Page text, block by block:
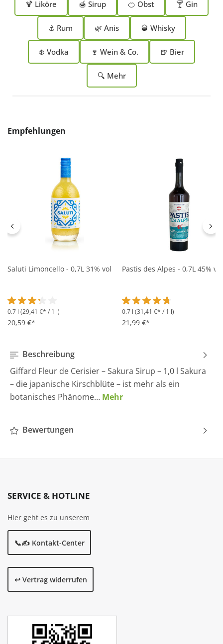
🍹 Liköre 🍯 Sirup 🍊 Obst 🍸 Gin
⚓ Rum 🌿 Anis 🥃 Whisky
❄️ Vodka 🍷 Wein & Co. 🍺 Bier
🔍 Mehr
Produktgalerie überspringen
Empfehlungen
Saluti Limoncello - 0,7L 31% vol
Durchschnittliche Bewertung von 3.2 von 5 Sternen
0.7 l (29,41 €* / 1 l)
20,59 €*
Pastis des Alpes - 0,7L 45% vol
Durchschnittliche
0.7 l (31,41 €* / 1 l)
21,99 €*
Beschreibung
Giffard Fleur de Cerisier – Sakura Sirup – 1,0 l Sakura
– die japanische Kirschblüte – ist mehr als ein
botanisches Phänome… Mehr
Bewertungen
SERVICE & HOTLINE
Hier geht es zu unserem
📞✍️ Kontakt-Center
↩️ Vertrag widerrufen